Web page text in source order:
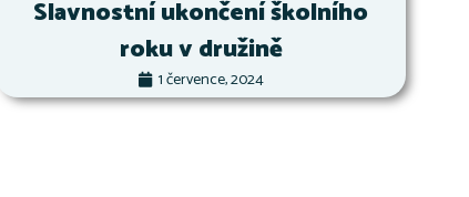
Slavnostní ukončení školního
roku v družině
1 července, 2024